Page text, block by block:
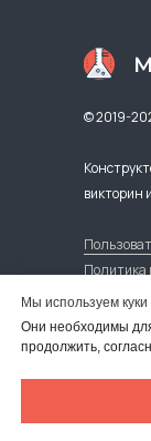
Мы используем куки
Они необходимы
продолжить,
© 2019-
викторин
Политика
Оферта
Карта